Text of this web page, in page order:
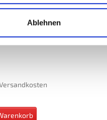
Ablehnen
Strahlgut